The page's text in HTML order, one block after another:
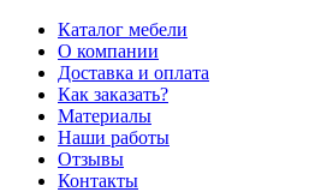
Каталог мебели
О компании
Доставка и оплата
Как заказать?
Материалы
Наши работы
Отзывы
Контакты